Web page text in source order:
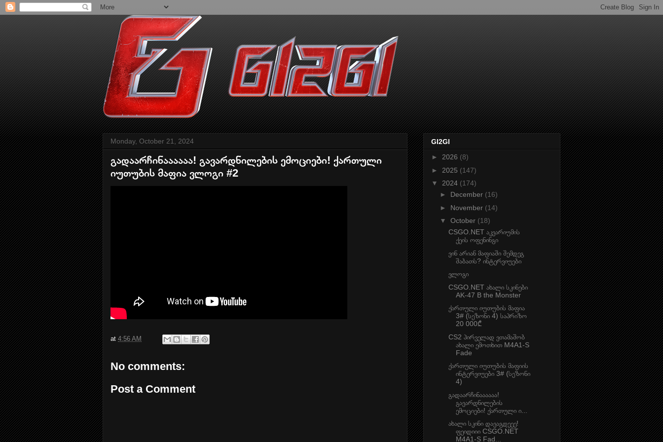
Monday, October 21, 2024
გადაარჩინაააააა! გავარდნილების ემოციები! ქართული
იუთუბის მაფია ვლოგი #2
at 4:56 AM
No comments:
Post a Comment
GI2GI
► 2026 (8)
► 2025 (147)
▼ 2024 (174)
► December (16)
► November (14)
▼ October (18)
CSGO.NET აკვარიუმის
ქეის ოფენინგი
ვინ არიან მაფიაში შემდეგ
შაბათს? ინტერვიუები
ვლოგი
CSGO.NET ახალი სკინები
AK-47 B the Monster
ქართული იუთუბის მაფია
3# (სეზონი 4) საპრიზო
20 000₾
CS2 პირველად ვთამაშობ
ახალი ემოთხით M4A1-S
Fade
ქართული იუთუბის მაფიის
ინტერვიუები 3# (სეზონი
4)
გადაარჩინაააააა!
გავარდნილების
ემოციები! ქართული ი...
ახალი სკინი დავაგდეეე!
ფეიდიიი CSGO.NET
M4A1-S Fad...